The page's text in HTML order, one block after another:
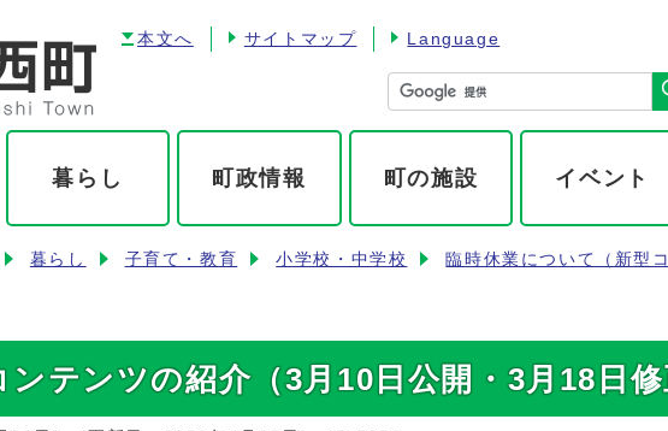
本文へ サイトマップ Language
暮らし 町政情報 町の施設 イベント
暮らし 子育て・教育 小学校・中学校 臨時休業について（新型
ンテンツの紹介（3月10日公開・3月18日修